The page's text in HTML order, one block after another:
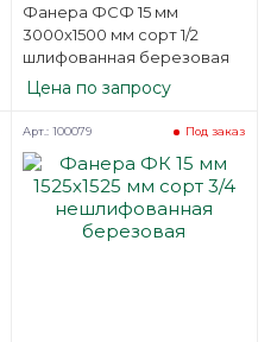
Фанера ФСФ 15 мм
3000х1500 мм сорт 1/2
шлифованная березовая
Цена по запросу
Под заказ
Арт.: 100079